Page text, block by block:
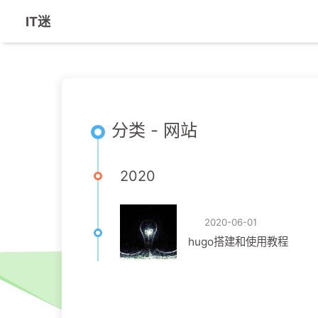
IT迷
分类 - 网站
2020
2020-06-01
hugo搭建和使用教程